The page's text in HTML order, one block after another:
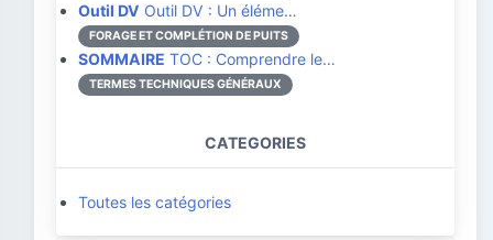
Outil DV Outil DV : Un éléme…
FORAGE ET COMPLÉTION DE PUITS
SOMMAIRE TOC : Comprendre le…
TERMES TECHNIQUES GÉNÉRAUX
CATEGORIES
Toutes les catégories